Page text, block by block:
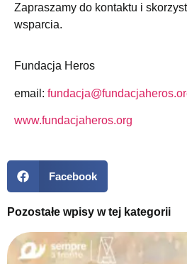
Zapraszamy do kontaktu i
wsparcia.
Fundacja Heros
email:
www.fundacjaheros.org
Facebook
Pozostałe wpisy w tej kategorii